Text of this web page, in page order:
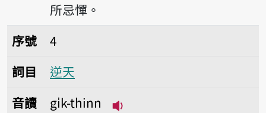
所忌憚。
序號4逆天
序號
4
詞目
逆天
音讀
gi̍k-thinn